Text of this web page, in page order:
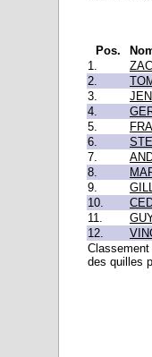
Pos.
1.
2.
3.
4.
5.
6.
7.
8.
9.
10.
11.
12.
des quilles